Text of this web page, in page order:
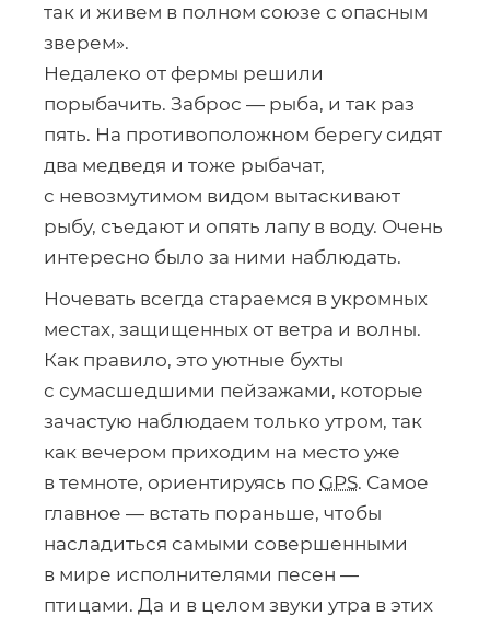
так и живем в полном союзе с опасным
зверем».
Недалеко от фермы решили
порыбачить. Заброс — рыба, и так раз
пять. На противоположном берегу сидят
два медведя и тоже рыбачат,
с невозмутимом видом вытаскивают
рыбу, съедают и опять лапу в воду. Очень
интересно было за ними наблюдать.
Ночевать всегда стараемся в укромных
местах, защищенных от ветра и волны.
Как правило, это уютные бухты
с сумасшедшими пейзажами, которые
зачастую наблюдаем только утром, так
как вечером приходим на место уже
в темноте, ориентируясь по GPS. Самое
главное — встать пораньше, чтобы
насладиться самыми совершенными
в мире исполнителями песен —
птицами. Да и в целом звуки утра в этих